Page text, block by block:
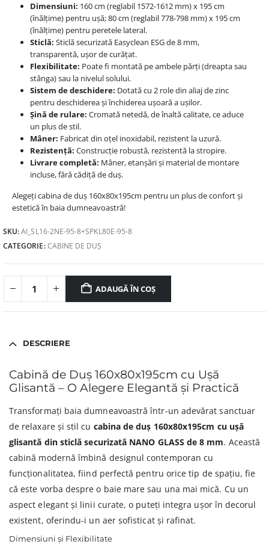
Dimensiuni: 160 cm (reglabil 1572-1612 mm) x 195 cm
(înălțime) pentru ușă; 80 cm (reglabil 778-798 mm) x 195 cm
(înălțime) pentru peretele lateral.
Sticlă: Sticlă securizată Easyclean ESG de 8 mm,
transparentă, ușor de curățat.
Flexibilitate: Poate fi montată pe ambele părți (dreapta sau
stânga) sau la nivelul solului.
Sistem de deschidere: Dotată cu 2 role din aliaj de zinc
pentru deschiderea și închiderea ușoară a ușilor.
Șină de rulare: Cromată netedă, de înaltă calitate, ce aduce
un plus de stil.
Mâner: Fabricat din oțel inoxidabil, rezistent la uzură.
Rezistență: Construcție robustă, rezistentă la stropire.
Livrare completă: Mâner, etanșări și material de montare
incluse, fără cădiță de duș.
Alegeți cabina de duș 160x80x195cm pentru un plus de confort și
estetică în baia dumneavoastră!
SKU:AI_SL16-2NE-95-8+SPKL80E-95-8
CATEGORIE:CABINE DE DUȘ
ADAUGĂ ÎN COȘ
DESCRIERE
Cabină de Duș 160x80x195cm cu Ușă
Glisantă – O Alegere Elegantă și Practică
Transformați baia dumneavoastră într-un adevărat sanctuar
de relaxare și stil cu cabina de duș 160x80x195cm cu ușă
glisantă din sticlă securizată NANO GLASS de 8 mm. Această
cabină modernă îmbină designul contemporan cu
funcționalitatea, fiind perfectă pentru orice tip de spațiu, fie
că este vorba despre o baie mare sau una mai mică. Cu un
aspect elegant și linii curate, o puteți integra ușor în decorul
existent, oferindu-i un aer sofisticat și rafinat.
Dimensiuni și Flexibilitate